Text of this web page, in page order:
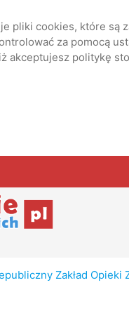
pliki cookies, które są
za pomocą
akceptujesz politykę
Zakład Opieki